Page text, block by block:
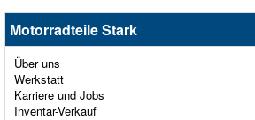
Motorradteile Stark
Über uns
Werkstatt
Karriere und Jobs
Inventar-Verkauf